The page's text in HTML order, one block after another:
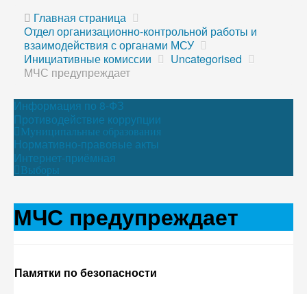
Главная страница
Отдел организационно-контрольной работы и
взаимодействия с органами МСУ
Инициативные комиссии
Uncategorised
МЧС предупреждает
Информация по 8-ФЗ
Противодействие коррупции
Муниципальные образования
Нормативно-правовые акты
Интернет-приёмная
Выборы
МЧС предупреждает
Памятки по безопасности